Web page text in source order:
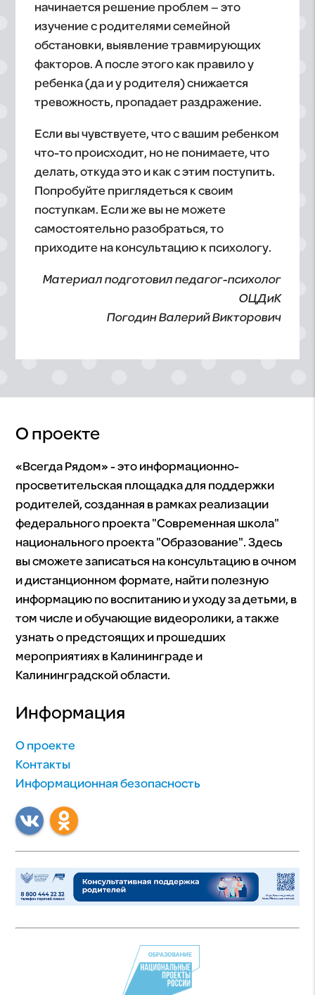
начинается решение проблем – это
изучение с родителями семейной
обстановки, выявление травмирующих
факторов. А после этого как правило у
ребенка (да и у родителя) снижается
тревожность, пропадает раздражение.
Если вы чувствуете, что с вашим ребенком
что-то происходит, но не понимаете, что
делать, откуда это и как с этим поступить.
Попробуйте приглядеться к своим
поступкам. Если же вы не можете
самостоятельно разобраться, то
приходите на консультацию к психологу.
Материал подготовил педагог-психолог
ОЦДиК
Погодин Валерий Викторович
О проекте
«Всегда Рядом» - это информационно-
просветительская площадка для поддержки
родителей, созданная в рамках реализации
федерального проекта "Современная школа"
национального проекта "Образование". Здесь
вы сможете записаться на консультацию в очном
и дистанционном формате, найти полезную
информацию по воспитанию и уходу за детьми, в
том числе и обучающие видеоролики, а также
узнать о предстоящих и прошедших
мероприятиях в Калининграде и
Калининградской области.
Информация
О проекте
Контакты
Информационная безопасность